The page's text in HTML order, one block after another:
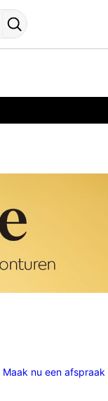
Zoekknop
Maak nu een afspraak